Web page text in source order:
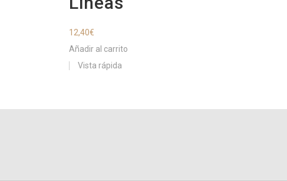
12,40€
Añadir al carrito
Vista rápida